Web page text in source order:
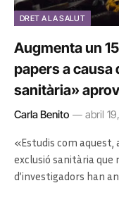
DRET A LA SALUT
Augmenta un
papers a causa
sanitària»
Carla Benito abril
«Estudis com
exclusió sanitària que
d’investigadors han